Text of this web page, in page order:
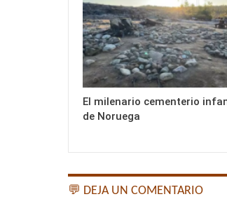
El milenario cementerio
de Noruega
💬 DEJA UN COMENTARIO